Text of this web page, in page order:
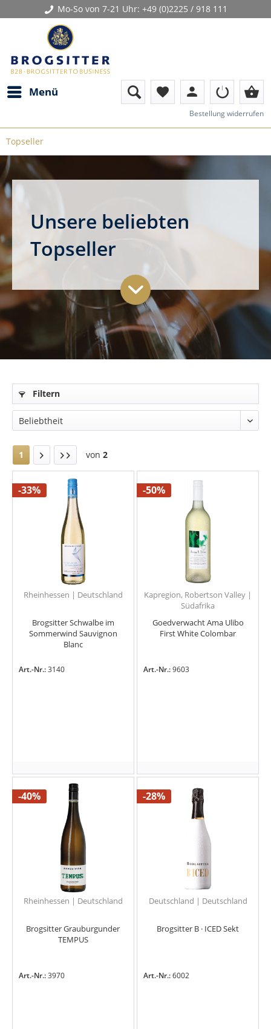
Mo-So von 7-21 Uhr: +49 (0)2225 / 918 111
Menü favorite person shopping_basket
Bestellung widerrufen
Topseller
Unsere beliebten
Topseller
Filtern
1 von 2
-33%
Rheinhessen | Deutschland
Brogsitter Schwalbe im
Sommerwind Sauvignon
Blanc
Art.-Nr.:3140
-50%
Kapregion, Robertson Valley |
Südafrika
Goedverwacht Ama Ulibo
First White Colombar
Art.-Nr.:9603
-40%
Rheinhessen | Deutschland
Brogsitter Grauburgunder
TEMPUS
Art.-Nr.:3970
-28%
Deutschland | Deutschland
Brogsitter B · ICED Sekt
Art.-Nr.:6002